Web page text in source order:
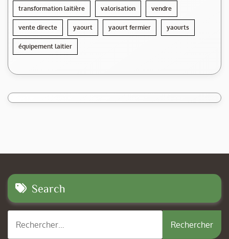
transformation laitière valorisation vendre
vente directe yaourt yaourt fermier yaourts
équipement laitier
Search